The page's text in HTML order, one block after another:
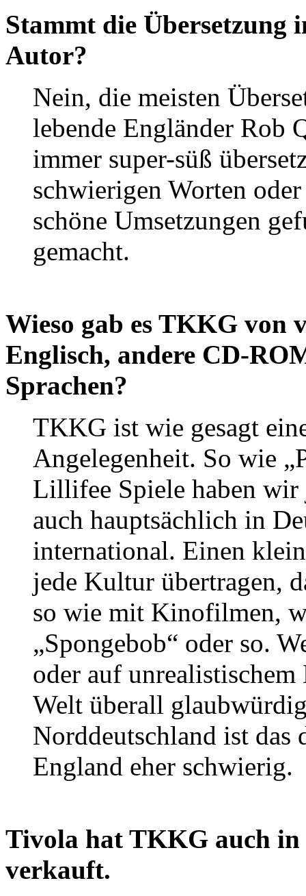
Stammt die Übersetzung
Autor?
Nein, die meisten
lebende Engländer Rob
immer super-süß
schwierigen Worten
schöne Umsetzungen
gemacht.
Wieso gab es TKKG von
Englisch, andere CD-
Sprachen?
TKKG ist wie gesagt
Angelegenheit. So wie
Lillifee Spiele haben wir
auch hauptsächlich in
international. Einen
jede Kultur übertragen,
so wie mit Kinofilmen,
„Spongebob“ oder so.
oder auf
Welt überall
Norddeutschland ist das
England eher schwierig.
Tivola hat TKKG auch
verkauft.